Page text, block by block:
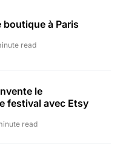
boutique à Paris
read
le
festival avec Etsy
read